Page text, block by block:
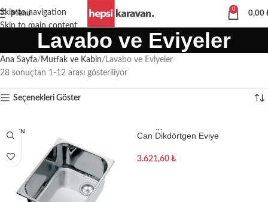
Skip to navigation
Skip to main content
Menü
0
0,00
Lavabo ve Eviyeler
Ana Sayfa Mutfak ve Kabin
Lavabo ve Eviyeler
28 sonuçtan 1-12 arası gösteriliyor
Seçenekleri Göster
TÜKEN
DI
TÜKEN
DI
Can Dikdörtgen Eviye
3.621,60 ₺